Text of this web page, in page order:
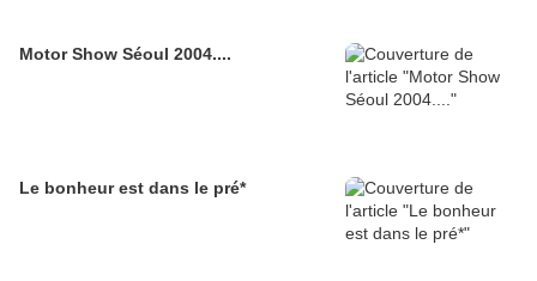
Motor Show Séoul 2004....
Le bonheur est dans le pré*